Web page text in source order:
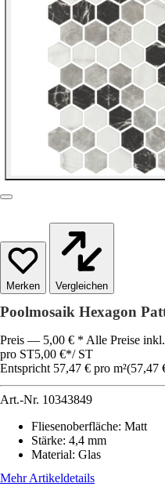
Vergleichen
Poolmosaik Hexagon
Preis — 5,00 € * Alle Preise
pro ST5,00 €*/ ST
Entspricht 57,47 € pro m²(57,47
Art.-Nr. 10343849
Fliesenoberfläche: Matt
Stärke: 4,4 mm
Material: Glas
Mehr Artikeldetails